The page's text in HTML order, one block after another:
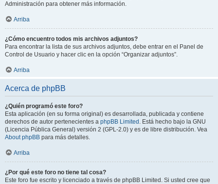
Administración para obtener más información.
Arriba
¿Cómo encuentro todos mis archivos adjuntos?
Para encontrar la lista de sus archivos adjuntos, debe entrar en el Panel de
Control de Usuario y hacer clic en la opción “Organizar adjuntos”.
Arriba
Acerca de phpBB
¿Quién programó este foro?
Esta aplicación (en su forma original) es desarrollada, publicada y contiene
derechos de autor pertenecientes a phpBB Limited . Está hecho bajo la GNU
(Licencia Pública General) versión 2 (GPL-2.0) y es de libre distribución. Vea
About phpBB para más detalles.
Arriba
¿Por qué este foro no tiene tal cosa?
Este foro fue escrito y licenciado a través de phpBB Limited. Si usted cree que